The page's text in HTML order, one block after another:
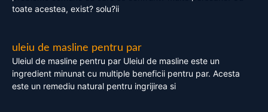
toate acestea, exist? solu?ii
uleiu de masline pentru par
Uleiul de masline pentru par Uleiul de masline este un
ingredient minunat cu multiple beneficii pentru par. Acesta
este un remediu natural pentru ingrijirea si